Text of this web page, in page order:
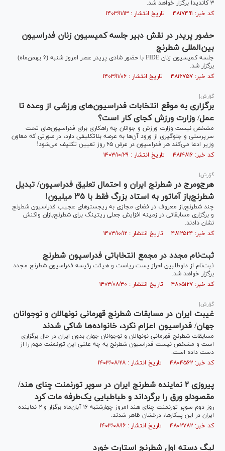
۳ کاندیدا برگزار خواهد شد.
کد خبر: ۴۸۱۷۴۹۱ تاریخ انتشار : ۱۴۰۳/۱۱/۱۳
حضور پریدر در نقش دبیر جلسه کمیسیون زنان فدراسیون
بین‌المللی شطرنج
جلسه کمیسیون زنان FIDE با حضور شادی پریدر عصر امروز شنبه (۶ بهمن‌ماه)
برگزار شد.
کد خبر: ۴۸۱۶۷۵۷ تاریخ انتشار : ۱۴۰۳/۱۱/۰۶
گزارش|
برگزاری به موقع انتخابات فدراسیون‌های ورزشی از وعده تا
عمل/ وزارت ورزش کجای کار است؟
مشخص نیست وزارت ورزش و جوانان چه راهکاری برای فدراسیون‌های تحت
سرپرستی و جلوگیری از ورود آن‌ها به عرصه بلاتکلیفی دارد، در صورتی که معاون
وزیر ادعا می‌کند هر فدراسیون در عرض ۶۵ روز تعیین تکلیف می‌شود!
کد خبر: ۴۸۱۴۸۱۶ تاریخ انتشار : ۱۴۰۳/۱۰/۲۹
گزارش|
هرج‌ومرج در شطرنج ایران و احتمال تعلیق فدراسیون/ تبدیل
شطرنج‌باز آماتور به استاد بزرگ فقط با ۳۵ میلیون!
چند شطرنج‌باز معروف در فضای مجازی به ریجسترهای عجیب فدراسیون شطرنج
و برگزاری مسابقاتی در زمینه افزایش جعلی ریتینگ برای شطرنج‌بازان واکنش
نشان دادند.
کد خبر: ۴۸۱۲۵۲۴ تاریخ انتشار : ۱۴۰۳/۱۰/۱۲
ثبت‌نام مجدد در مجمع انتخاباتی فدراسیون شطرنج
ثبت‌نام از داوطلبین احراز پست ریاست و هیئت رئیسه فدراسیون شطرنج مجدد
برگزار خواهد شد.
کد خبر: ۴۸۰۵۱۲۷ تاریخ انتشار : ۱۴۰۳/۰۸/۳۰
گزارش|
غیبت ایران در مسابقات شطرنج قهرمانی نونهالان و نوجوانان
جهان/ فدراسیون اعزام نکرد، خانواده‌ها شاکی شدند
مسابقات شطرنج قهرمانی نونهالان و نوجوانان جهان بدون ایران در حال برگزاری
است و مشخص نیست فدراسیون شطرنج به چه علتی این تورنمنت مهم را از
دست داده است.
کد خبر: ۴۸۰۴۵۶۲ تاریخ انتشار : ۱۴۰۳/۰۸/۲۸
پیروزی ۲ نماینده شطرنج ایران در سوپر تورنمنت چنای هند/
مقصودلو ورق را برگرداند و طباطبایی یک‌طرفه مات کرد
روز دوم سوپر تورنمنت چنای هند امروز چهارشنبه ۱۶ آبان‌ماه برگزار و ۲ نماینده
ایران در این پیکارها، درخشان ظاهر شدند.
کد خبر: ۴۸۰۲۷۸۲ تاریخ انتشار : ۱۴۰۳/۰۸/۱۶
لیگ دسته اول شطرنج استارت خورد